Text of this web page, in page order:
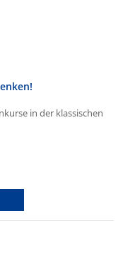
in der klassischen